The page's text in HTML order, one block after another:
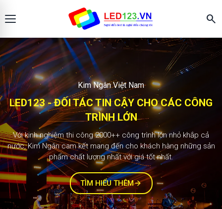
search
2.000+ công trình
Màn hình LED123
KIM NGÂN - ĐỐI TÁC TIN CẬY CHO CÁC
CÔNG TRÌNH LỚN
Với kinh nghiệm thi công 1000++ công trình lớn nhỏ khắp cả
nước, Kim Ngân cam kết mang đến cho khách hàng những sản
phẩm chất lượng nhất với giá tốt nhất.
TÌM HIỂU THÊM